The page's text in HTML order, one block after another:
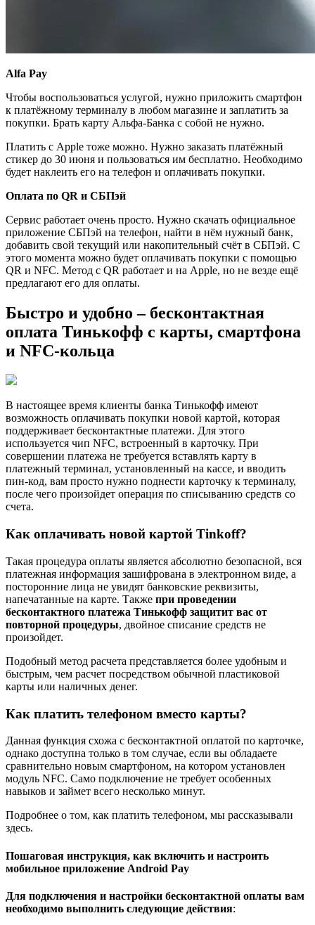
Alfa Pay
Чтобы воспользоваться услугой, нужно приложить смартфон
к платёжному терминалу в любом магазине и заплатить за
покупки. Брать карту Альфа-Банка с собой не нужно.
Платить с Apple тоже можно. Нужно заказать платёжный
стикер до 30 июня и пользоваться им бесплатно. Необходимо
будет наклеить его на телефон и оплачивать покупки.
Оплата по QR и СБПэй
Сервис работает очень просто. Нужно скачать официальное
приложение СБПэй на телефон, найти в нём нужный банк,
добавить свой текущий или накопительный счёт в СБПэй. С
этого момента можно будет оплачивать покупки с помощью
QR и NFC. Метод с QR работает и на Apple, но не везде ещё
предлагают его для оплаты.
Быстро и удобно – бесконтактная
оплата Тинькофф с карты, смартфона
и NFC-кольца
В настоящее время клиенты банка Тинькофф имеют
возможность оплачивать покупки новой картой, которая
поддерживает бесконтактные платежи. Для этого
используется чип NFC, встроенный в карточку. При
совершении платежа не требуется вставлять карту в
платежный терминал, установленный на кассе, и вводить
пин-код, вам просто нужно поднести карточку к терминалу,
после чего произойдет операция по списыванию средств со
счета.
Как оплачивать новой картой Tinkoff?
Такая процедура оплаты является абсолютно безопасной, вся
платежная информация зашифрована в электронном виде, а
посторонние лица не увидят банковские реквизиты,
напечатанные на карте. Также при проведении
бесконтактного платежа Тинькофф защитит вас от
повторной процедуры, двойное списание средств не
произойдет.
Подобный метод расчета представляется более удобным и
быстрым, чем расчет посредством обычной пластиковой
карты или наличных денег.
Как платить телефоном вместо карты?
Данная функция схожа с бесконтактной оплатой по карточке,
однако доступна только в том случае, если вы обладаете
сравнительно новым смартфоном, на котором установлен
модуль NFC. Само подключение не требует особенных
навыков и займет всего несколько минут.
Подробнее о том, как платить телефоном, мы рассказывали
здесь.
Пошаговая инструкция, как включить и настроить
мобильное приложение Android Pay
Для подключения и настройки бесконтактной оплаты вам
необходимо выполнить следующие действия: